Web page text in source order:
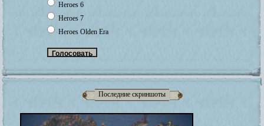
Heroes 6
Heroes 7
Heroes Olden Era
Последние скриншоты